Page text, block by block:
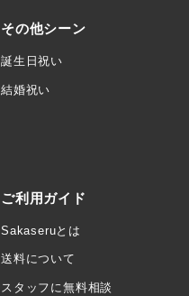
その他シーン
誕生日祝い
結婚祝い
ご利用ガイド
Sakaseruとは
送料について
スタッフに無料相談